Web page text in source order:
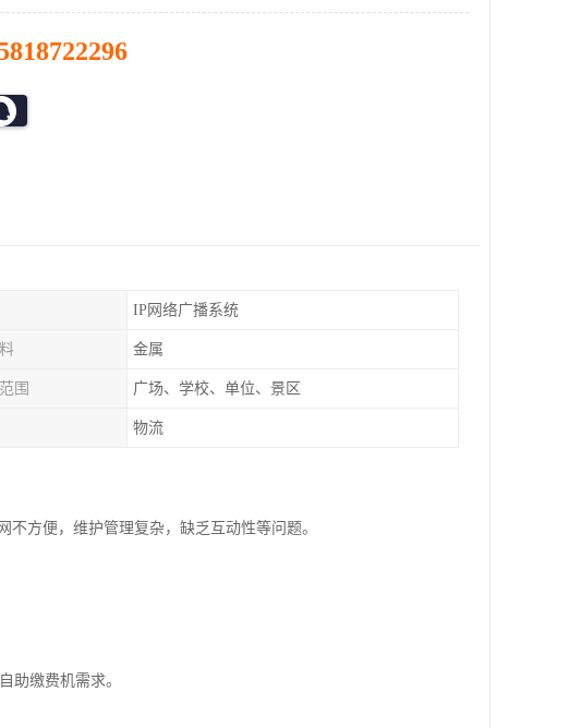
IP网络广播系统
金属
围 广场、学校、单位、景区
物流
方便，维护管理复杂，缺乏互动性等问题。
助缴费机需求。